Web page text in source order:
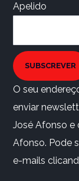
Apelido
SUBSCREVER
O seu
enviar
José Afonso e
Afonso. Pode
e-mails